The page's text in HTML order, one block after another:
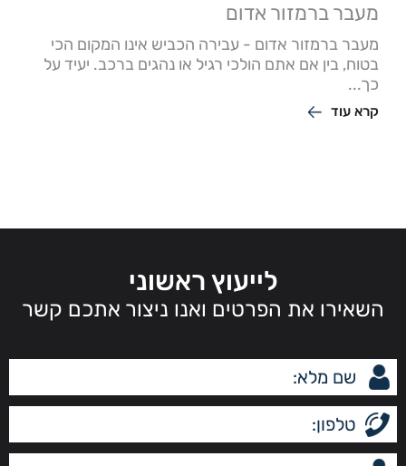
מעבר ברמזור אדום
מעבר ברמזור אדום - עבירה הכביש אינו המקום הכי
בטוח, בין אם אתם הולכי רגיל או נהגים ברכב. יעיד על
כך...
קרא עוד
לייעוץ ראשוני
השאירו את הפרטים ואנו ניצור אתכם קשר